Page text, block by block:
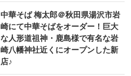
中華そば 梅太郎＠秋田県湯沢市岩
崎にて中華そばをオーダー！巨大
な人形道祖神・鹿島様で有名な岩
崎八幡神社近くにオープンした新
店♪